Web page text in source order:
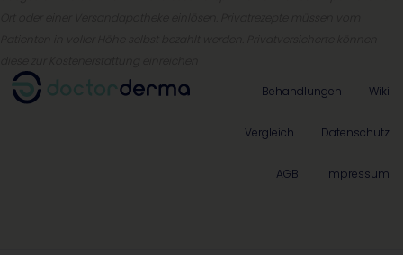
Behandlungen
Wiki
Vergleich Datenschutz
AGB Impressum